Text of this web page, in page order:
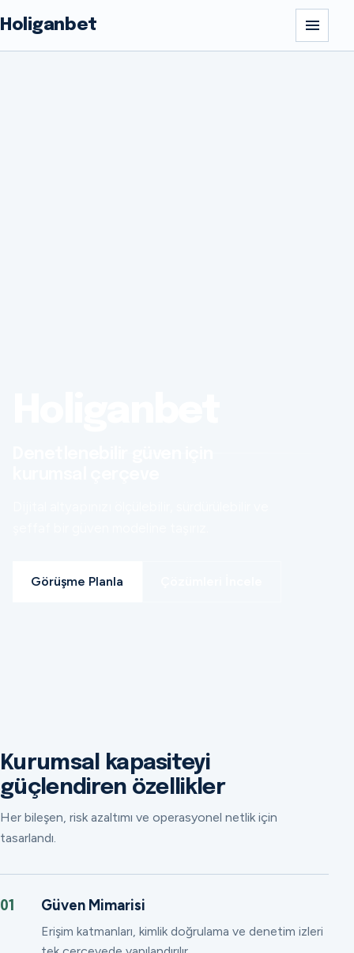
Holiganbet
Görüşme Planla
Kurumsal kapasiteyi
güçlendiren özellikler
Her bileşen, risk azaltımı ve operasyonel netlik için
tasarlandı.
01 Güven Mimarisi
Erişim katmanları, kimlik doğrulama ve denetim izleri